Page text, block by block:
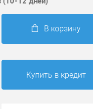
В корзину
Купить в кредит